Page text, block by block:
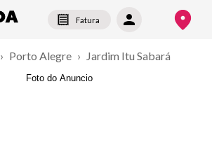
Fatura
› Porto Alegre › Jardim Itu Sabará